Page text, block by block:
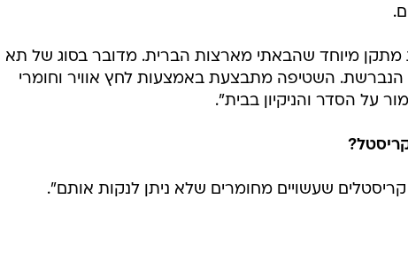
מיוחד שהבאתי מארצות הברית. מדובר בסוג של תא
הנברשת. השטיפה מתבצעת באמצעות לחץ אוויר וחומרי
על הסדר והניקיון בבית".
שעשויים מחומרים שלא ניתן לנקות אותם".